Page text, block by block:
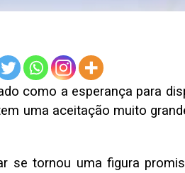
como a esperança para
uma aceitação muito
se tornou uma figura